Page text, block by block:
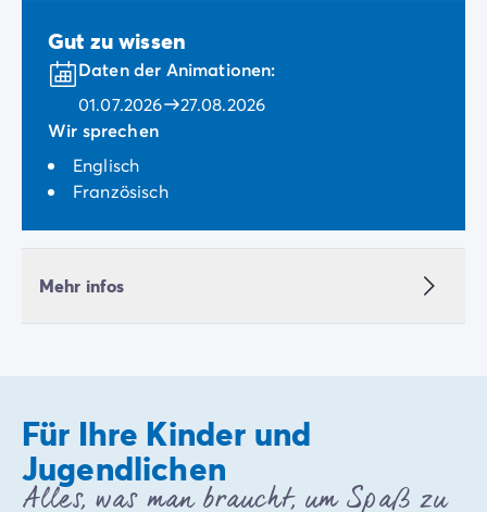
Gut zu wissen
Daten der Animationen:
01.07.2026
27.08.2026
Wir sprechen
Englisch
Französisch
Mehr infos
Für Ihre Kinder und
Jugendlichen
Alles, was man braucht, um Spaß zu